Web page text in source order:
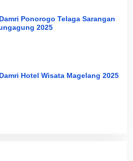
Ponorogo Telaga Sarangan
2025
Hotel Wisata Magelang 2025